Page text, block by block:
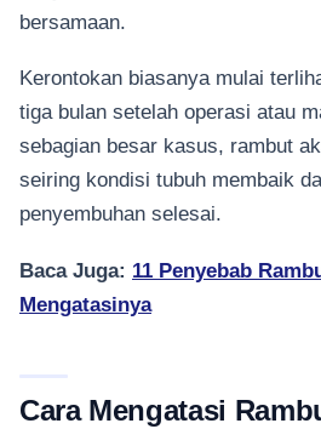
bersamaan.
Kerontokan biasanya mulai
tiga bulan setelah operasi atau
sebagian besar kasus, rambut
seiring kondisi tubuh membaik
penyembuhan selesai.
Baca Juga: 11 Penyebab
Mengatasinya
Cara Mengatasi